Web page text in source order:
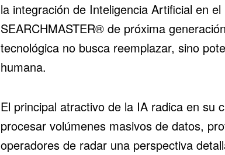
la integración de Inteligencia Artificial en el
SEARCHMASTER® de próxima
tecnológica no busca reemplazar, sino
humana.
El principal atractivo de la IA radica en su
procesar volúmenes masivos de datos,
operadores de radar una perspectiva